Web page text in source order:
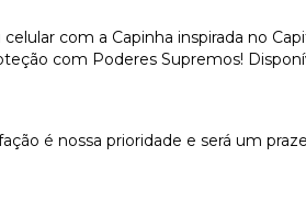
com a Capinha inspirada no
com Poderes Supremos!
é nossa prioridade e será um